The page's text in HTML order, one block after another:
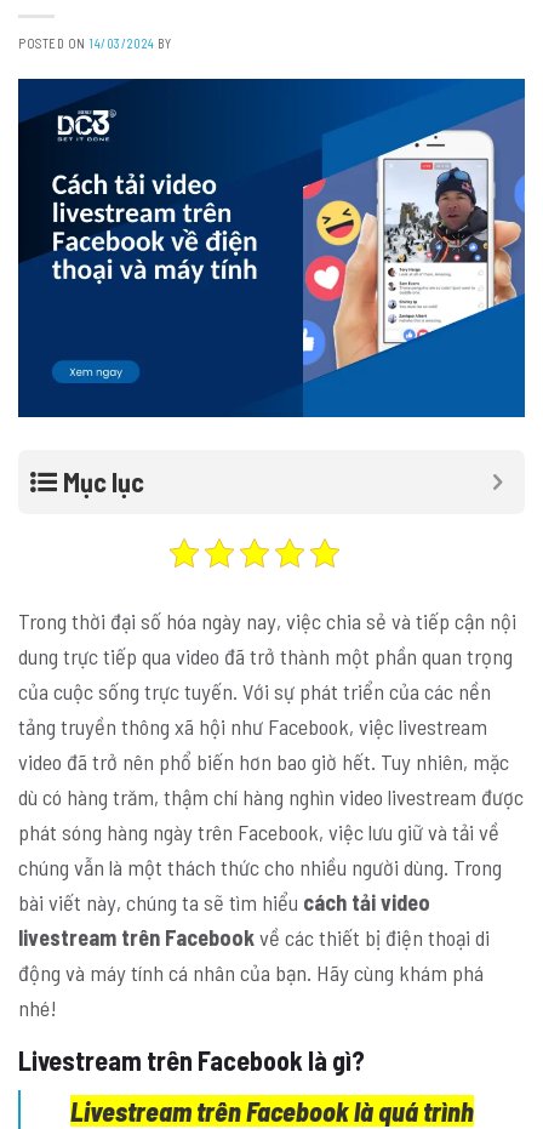
POSTED ON 14/03/2024 BY
Mục lục
Trong thời đại số hóa ngày nay, việc chia sẻ và tiếp cận nội
dung trực tiếp qua video đã trở thành một phần quan trọng
của cuộc sống trực tuyến. Với sự phát triển của các nền
tảng truyền thông xã hội như Facebook, việc livestream
video đã trở nên phổ biến hơn bao giờ hết. Tuy nhiên, mặc
dù có hàng trăm, thậm chí hàng nghìn video livestream được
phát sóng hàng ngày trên Facebook, việc lưu giữ và tải về
chúng vẫn là một thách thức cho nhiều người dùng. Trong
bài viết này, chúng ta sẽ tìm hiểu cách tải video
livestream trên Facebookvề các thiết bị điện thoại di
động và máy tính cá nhân của bạn. Hãy cùng khám phá
nhé!
Livestream trên Facebook là gì?
Livestream trên Facebook là quá trình